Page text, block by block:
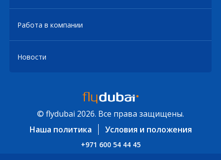
Работа в компании
Новости
© flydubai 2026. Все права защищены.
Наша политика
Условия и положения
+971 600 54 44 45